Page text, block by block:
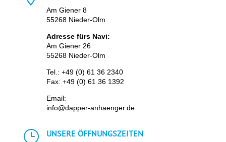
Am Giener 8
55268 Nieder-Olm
Adresse fürs Navi:
Am Giener 26
55268 Nieder-Olm
Tel.: +49 (0) 61 36 2340
Fax: +49 (0) 61 36 1392
Email:
info@dapper-anhaenger.de
} UNSERE ÖFFNUNGSZEITEN